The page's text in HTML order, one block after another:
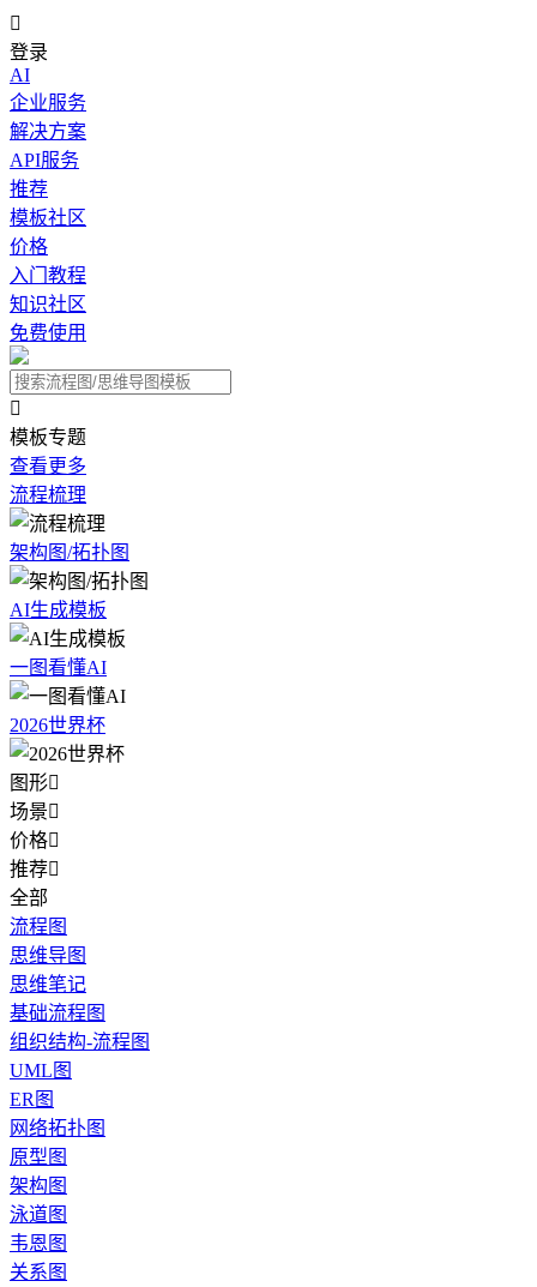

登录
AI
企业服务
解决方案
API服务
推荐
模板社区
价格
入门教程
知识社区
免费使用

模板专题
查看更多
流程梳理
架构图/拓扑图
AI生成模板
一图看懂AI
2026世界杯
图形
场景
价格
推荐
全部
流程图
思维导图
思维笔记
基础流程图
组织结构-流程图
UML图
ER图
网络拓扑图
原型图
架构图
泳道图
韦恩图
关系图